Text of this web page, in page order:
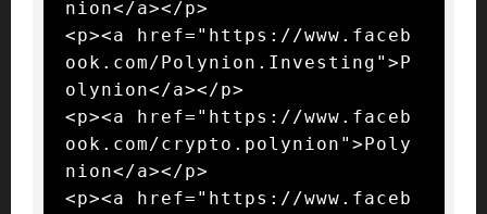
nion</a></p>
<p><a href="https://www.faceb
ook.com/Polynion.Investing">P
olynion</a></p>
<p><a href="https://www.faceb
ook.com/crypto.polynion">Poly
nion</a></p>
<p><a href="https://www.faceb